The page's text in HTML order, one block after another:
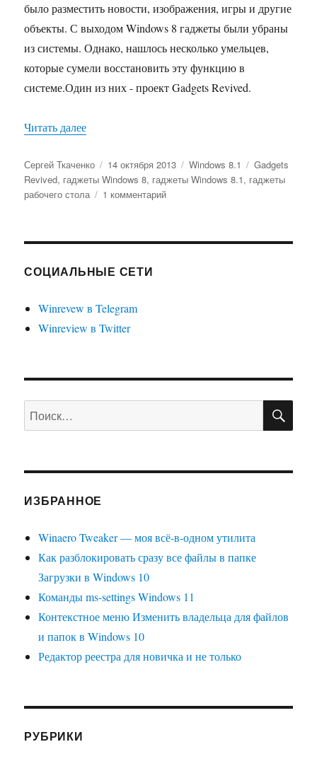
было разместить новости, изображения, игры и другие
объекты. С выходом Windows 8 гаджеты были убраны
из системы. Однако, нашлось несколько умельцев,
которые сумели восстановить эту функцию в
системе.Один из них - проект Gadgets Revived.
Читать далее«Гаджеты рабочего стола для Windows 8.1 и
Автор
Сергей Ткаченко Опубликовано
14 октября 2013 Рубрики
Windows 8.1 Метки
Gadgets
Revived, гаджеты Windows 8, гаджеты Windows 8.1, гаджеты
рабочего стола
1 комментарийк
рабочего
СОЦИАЛЬНЫЕ СЕТИ
Winrevew в Telegram
Winreview в Twitter
Искать:
ИЗБРАННОЕ
Winaero Tweaker — моя всё-в-одном утилита
Как разблокировать сразу все файлы в папке
Загрузки в Windows 10
Команды ms-settings Windows 11
Контекстное меню Изменить владельца для файлов
и папок в Windows 10
Редактор реестра для новичка и не только
РУБРИКИ